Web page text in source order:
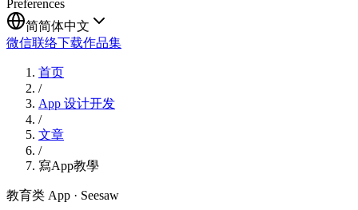
Preferences
简简体中文
微信联络下载作品集
首页
/
App 设计开发
/
文章
/
寫App教學
教育类 App · Seesaw